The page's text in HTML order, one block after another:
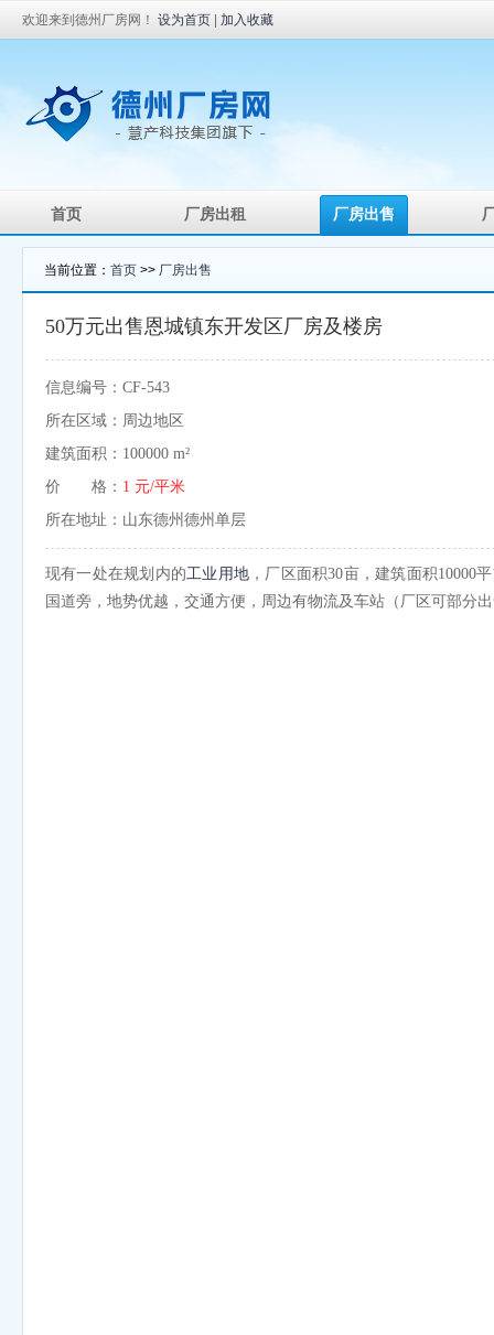
欢迎来到德州厂房网！ 设为首页 加入收藏
首页 厂房出租 厂房出售
当前位置： 首页 >> 厂房出售
50万元出售恩城镇东开发区厂房及楼房
信息编号：CF-543
所在区域：周边地区
建筑面积：100000 m²
价 格： 1 元/平米
所在地址：山东德州德州单层
现有一处在规划内的工业用地 ，厂区面积30亩，建筑面积10000
国道旁，地势优越，交通方便，周边有物流及车站（厂区可部分